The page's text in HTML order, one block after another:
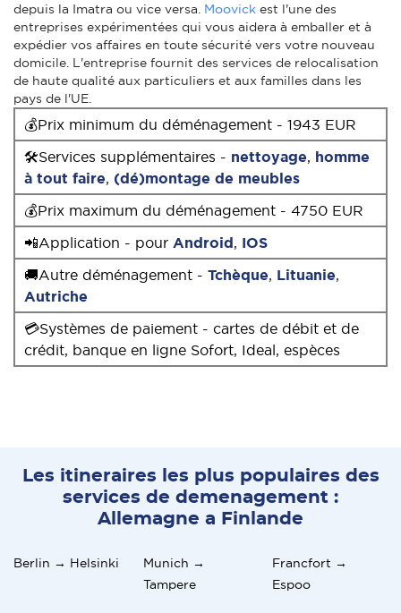
depuis la Imatra ou vice versa. Moovick est l'une des
entreprises expérimentées qui vous aidera à emballer et à
expédier vos affaires en toute sécurité vers votre nouveau
domicile. L'entreprise fournit des services de relocalisation
de haute qualité aux particuliers et aux familles dans les
pays de l'UE.
💰Prix minimum du déménagement - 1943 EUR
🛠Services supplémentaires - nettoyage, homme
à tout faire, (dé)montage de meubles
💰Prix maximum du déménagement - 4750 EUR
📲Application - pour Android, IOS
🚚Autre déménagement - Tchèque, Lituanie,
Autriche
💳Systèmes de paiement - cartes de débit et de
crédit, banque en ligne Sofort, Ideal, espèces
Les itineraires les plus populaires des
services de demenagement :
Allemagne a Finlande
Berlin → Helsinki
Munich →
Tampere
Francfort →
Espoo